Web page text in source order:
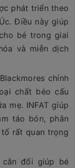
phát triển theo
Điều này giúp
bé trong giai
và miễn dịch
chính
chất béo cấu
mẹ. INFAT giúp
táo bón, phân
tố rất quan trọng
cân đối giúp bé